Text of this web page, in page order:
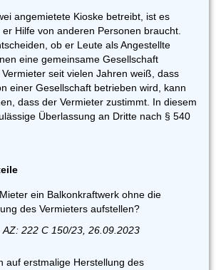
angemietete Kioske betreibt, ist es
Hilfe von anderen Personen braucht.
ob er Leute als Angestellte
eine gemeinsame Gesellschaft
seit vielen Jahren weiß, dass
einer Gesellschaft betrieben wird, kann
dass der Vermieter zustimmt. In diesem
Überlassung an Dritte nach § 540
ein Balkonkraftwerk ohne die
des Vermieters aufstellen?
AZ: 222 C 150/23, 26.09.2023
auf erstmalige Herstellung des